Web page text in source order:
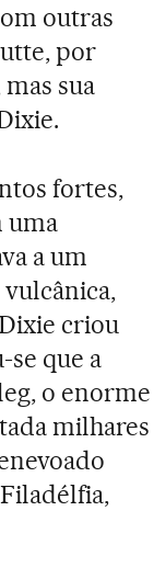
outras
por
sua
fortes,
uma
a um
criou
que a
o enorme
milhares